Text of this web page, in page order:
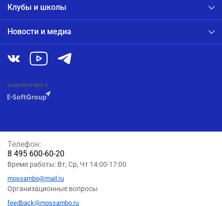
Клубы и школы
Новости и медиа
разработано в
Телефон:
8 495 600-60-20
Время работы: Вт, Ср, Чт 14:00-17:00
mossambo@mail.ru
Организационные вопросы
feedback@mossambo.ru